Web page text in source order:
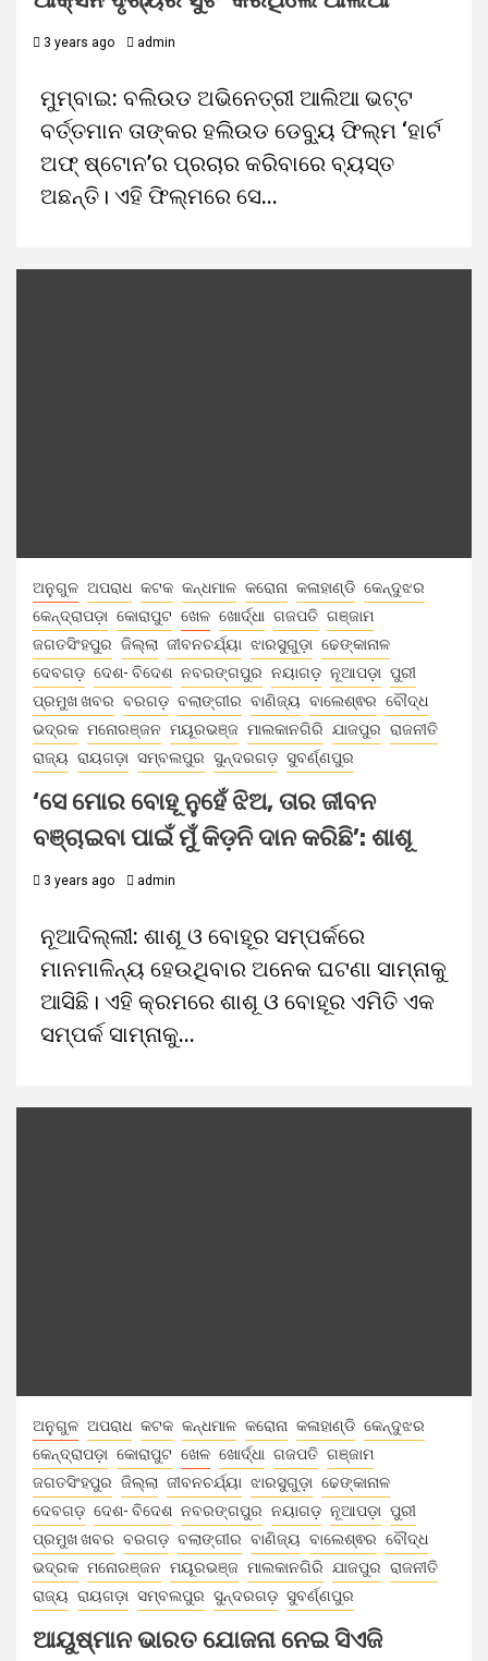
3 years ago admin
ମୁମ୍ବାଇ: ବଲିଉଡ ଅଭିନେତ୍ରୀ ଆଲିଆ ଭଟ୍ଟ
ବର୍ତ୍ତମାନ ତାଙ୍କର ହଲିଉଡ ଡେବ୍ୟୁ ଫିଲ୍ମ ‘ହାର୍ଟ
ଅଫ୍ ଷ୍ଟୋନ’ର ପ୍ରଚାର କରିବାରେ ବ୍ୟସ୍ତ
ଅଛନ୍ତି। ଏହି ଫିଲ୍ମରେ ସେ...
ଅନୁଗୁଳ ଅପରାଧ କଟକ କନ୍ଧମାଳ କରୋନା କଳାହାଣ୍ଡି କେନ୍ଦୁଝର
କେନ୍ଦ୍ରାପଡ଼ା କୋରାପୁଟ ଖେଳ ଖୋର୍ଦ୍ଧା ଗଜପତି ଗଞ୍ଜାମ
ଜଗତସିଂହପୁର ଜିଲ୍ଲା ଜୀବନଚର୍ଯ୍ୟା ଝାରସୁଗୁଡ଼ା ଢେଙ୍କାନାଳ
ଦେବଗଡ଼ ଦେଶ- ବିଦେଶ ନବରଙ୍ଗପୁର ନୟାଗଡ଼ ନୂଆପଡ଼ା ପୁରୀ
ପ୍ରମୁଖ ଖବର ବରଗଡ଼ ବଲାଙ୍ଗୀର ବାଣିଜ୍ୟ ବାଲେଶ୍ଵର ବୌଦ୍ଧ
ଭଦ୍ରକ ମନୋରଞ୍ଜନ ମୟୂରଭଞ୍ଜ ମାଲକାନଗିରି ଯାଜପୁର ରାଜନୀତି
ରାଜ୍ୟ ରାୟଗଡ଼ା ସମ୍ବଲପୁର ସୁନ୍ଦରଗଡ଼ ସୁବର୍ଣ୍ଣପୁର
‘ସେ ମୋର ‌ବୋହୂ ନୁହେଁ ଝିଅ, ତାର ଜୀବନ
ବଞ୍ଚାଇବା ପାଇଁ ମୁଁ କିଡ଼ନି ଦାନ କରିଛି’: ଶାଶୂ
3 years ago admin
ନୂଆଦିଲ୍ଲୀ: ଶାଶୂ ଓ ବୋହୂର ସମ୍ପର୍କରେ
ମାନମାଳିନ୍ୟ ହେଉଥିବାର ଅନେକ ଘଟଣା ସାମ୍ନାକୁ
ଆସିଛି। ଏହି କ୍ରମରେ ଶାଶୂ ଓ ବୋହୂର ଏମିତି ଏକ
ସମ୍ପର୍କ ସାମ୍ନାକୁ...
ଅନୁଗୁଳ ଅପରାଧ କଟକ କନ୍ଧମାଳ କରୋନା କଳାହାଣ୍ଡି କେନ୍ଦୁଝର
କେନ୍ଦ୍ରାପଡ଼ା କୋରାପୁଟ ଖେଳ ଖୋର୍ଦ୍ଧା ଗଜପତି ଗଞ୍ଜାମ
ଜଗତସିଂହପୁର ଜିଲ୍ଲା ଜୀବନଚର୍ଯ୍ୟା ଝାରସୁଗୁଡ଼ା ଢେଙ୍କାନାଳ
ଦେବଗଡ଼ ଦେଶ- ବିଦେଶ ନବରଙ୍ଗପୁର ନୟାଗଡ଼ ନୂଆପଡ଼ା ପୁରୀ
ପ୍ରମୁଖ ଖବର ବରଗଡ଼ ବଲାଙ୍ଗୀର ବାଣିଜ୍ୟ ବାଲେଶ୍ଵର ବୌଦ୍ଧ
ଭଦ୍ରକ ମନୋରଞ୍ଜନ ମୟୂରଭଞ୍ଜ ମାଲକାନଗିରି ଯାଜପୁର ରାଜନୀତି
ରାଜ୍ୟ ରାୟଗଡ଼ା ସମ୍ବଲପୁର ସୁନ୍ଦରଗଡ଼ ସୁବର୍ଣ୍ଣପୁର
ଆୟୁଷ୍ମାନ ଭାରତ ଯୋଜନା ନେଇ ସିଏଜି